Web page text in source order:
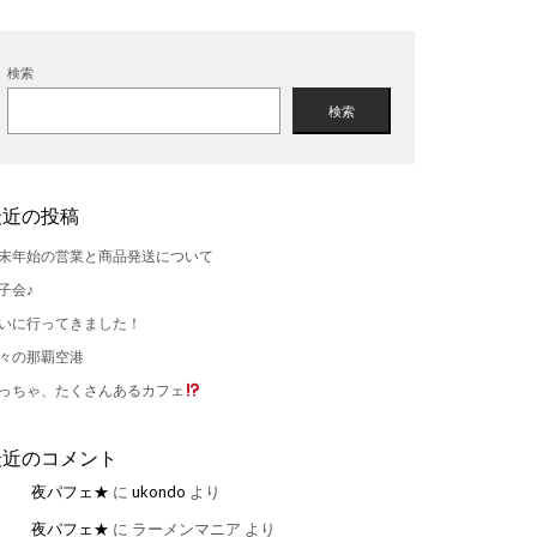
検索
検索
の投稿
年始の営業と商品発送について
会♪
に行ってきました！
の那覇空港
ちゃ、たくさんあるカフェ
のコメント
夜パフェ★ に ukondo より
夜パフェ★ に ラーメンマニア より